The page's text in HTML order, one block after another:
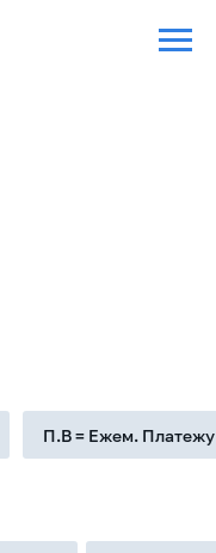
П.В = Ежем. Платежу